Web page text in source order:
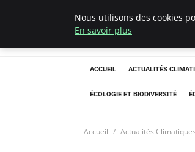
ACCUEIL ACTUALITÉS
ÉCOLOGIE ET BIODIVERSITÉ
Accueil Actualités Climatiques
Nous utilisons des cookies
En savoir plus